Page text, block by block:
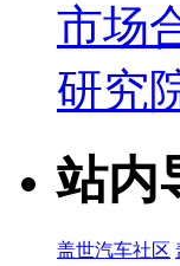
市场
研究
站内
盖世汽车社区